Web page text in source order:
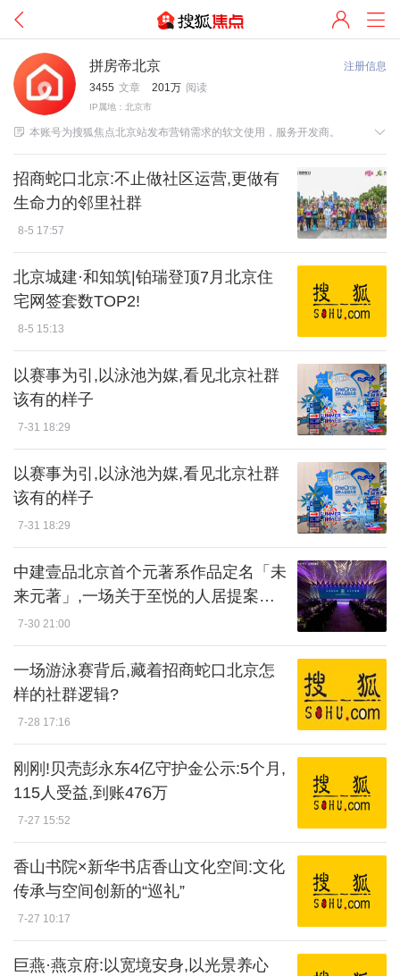
拼房帝北京
3455 文章 201万 阅读
IP属地：北京市
注册信息
 本账号为搜狐焦点北京站发布营销需求的软文使用，服务开发商。 
招商蛇口北京:不止做社区运营,更做有
生命力的邻里社群
8-5 17:57
北京城建·和知筑|铂瑞登顶7月北京住
宅网签套数TOP2!
8-5 15:13
以赛事为引,以泳池为媒,看见北京社群
该有的样子
7-31 18:29
以赛事为引,以泳池为媒,看见北京社群
该有的样子
7-31 18:29
中建壹品北京首个元著系作品定名「未
来元著」,一场关于至悦的人居提案落
地西红门
7-30 21:00
一场游泳赛背后,藏着招商蛇口北京怎
样的社群逻辑?
7-28 17:16
刚刚!贝壳彭永东4亿守护金公示:5个月,
115人受益,到账476万
7-27 15:52
香山书院×新华书店香山文化空间:文化
传承与空间创新的“巡礼”
7-27 10:17
巨燕·燕京府:以宽境安身,以光景养心